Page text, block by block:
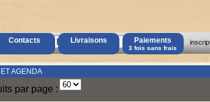
Contacts Livraisons Paiements
3 fois sans frais
?
AGENDA
par page :